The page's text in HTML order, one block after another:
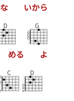
な いから
D
める
G
よ
C D